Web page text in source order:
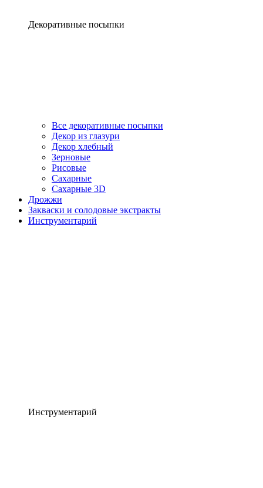
Декоративные посыпки
Все декоративные посыпки
Декор из глазури
Декор хлебный
Зерновые
Рисовые
Сахарные
Сахарные 3D
Дрожжи
Закваски и солодовые экстракты
Инструментарий
Инструментарий